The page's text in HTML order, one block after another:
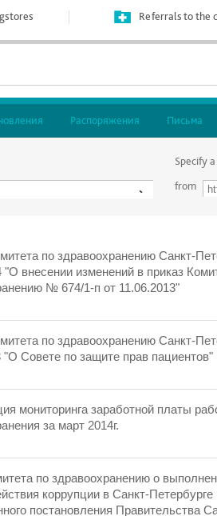
Referrals to the
Распоряжения Письма
Specify
from
по здравоохранению Санкт-
"О внесении изменений в приказ
№ 674/1-п от 11.06.2013"
по здравоохранению Санкт-
"О Совете по защите прав пациентов"
мониторинга заработной платы
за март 2014г.
по здравоохранению о
коррупции в Санкт-
постановления Правительства